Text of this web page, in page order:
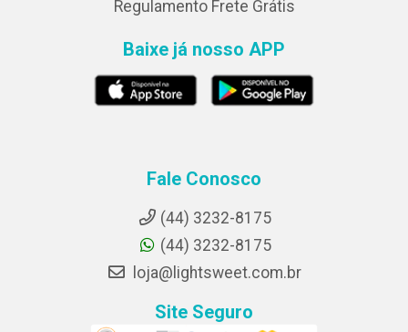
Regulamento Frete Grátis
Baixe já nosso APP
Fale Conosco
(44) 3232-8175
(44) 3232-8175
loja@lightsweet.com.br
Site Seguro